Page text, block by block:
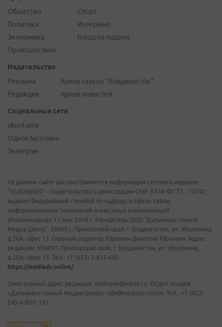
Общество
Политика
Экономика
Происшествия
Спорт
Интервью
Город на ладони
Издательство
Реклама
Редакция
Архив газеты "Владивосток"
Архив новостей
Социальные сети
vkontakte
Одноклассники
Телеграм
На данном сайте распространяется информация сетевого издания
"VLADNEWS" - свидетельство о регистрации СМИ ЭЛ № ФС 77 - 72742,
выдано Федеральной службой по надзору в сфере связи,
информационных технологий и массовых коммуникаций
(Роскомнадзор) 17 мая 2018 г. Учредитель ООО "Дальневосточный
Медиа Центр". 690091, Приморский край, г. Владивосток, ул. Уборевича,
д.20А, офис 13. Главный редактор Юркевич Дмитрий Юрьевич. Адрес
редакции: 690091, Приморский край, г. Владивосток, ул. Уборевича,
д.20А, офис 13. Тел.: +7 (423) 2-415-600.
https://mediadv.online/
Электронный адрес редакции: vladnews@inbox.ru. Отдел продаж
«Дальневосточный Медиа Центр» sale@mediadv.online. Тел.: +7 (423)
249-8-800. 18+